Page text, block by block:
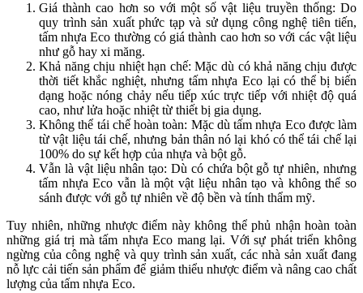
Giá thành cao hơn so với một số vật liệu truyền thống: Do
quy trình sản xuất phức tạp và sử dụng công nghệ tiên tiến,
tấm nhựa Eco thường có giá thành cao hơn so với các vật liệu
như gỗ hay xi măng.
Khả năng chịu nhiệt hạn chế: Mặc dù có khả năng chịu được
thời tiết khắc nghiệt, nhưng tấm nhựa Eco lại có thể bị biến
dạng hoặc nóng chảy nếu tiếp xúc trực tiếp với nhiệt độ quá
cao, như lửa hoặc nhiệt từ thiết bị gia dụng.
Không thể tái chế hoàn toàn: Mặc dù tấm nhựa Eco được làm
từ vật liệu tái chế, nhưng bản thân nó lại khó có thể tái chế lại
100% do sự kết hợp của nhựa và bột gỗ.
Vẫn là vật liệu nhân tạo: Dù có chứa bột gỗ tự nhiên, nhưng
tấm nhựa Eco vẫn là một vật liệu nhân tạo và không thể so
sánh được với gỗ tự nhiên về độ bền và tính thẩm mỹ.
Tuy nhiên, những nhược điểm này không thể phủ nhận hoàn toàn
những giá trị mà tấm nhựa Eco mang lại. Với sự phát triển không
ngừng của công nghệ và quy trình sản xuất, các nhà sản xuất đang
nỗ lực cải tiến sản phẩm để giảm thiểu nhược điểm và nâng cao chất
lượng của tấm nhựa Eco.